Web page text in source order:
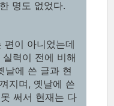
명도 없었다.
편이 아니었는데
력이 전에 비해
날에 쓴 글과 현
지며, 옛날에 쓴
써서 현재는 다